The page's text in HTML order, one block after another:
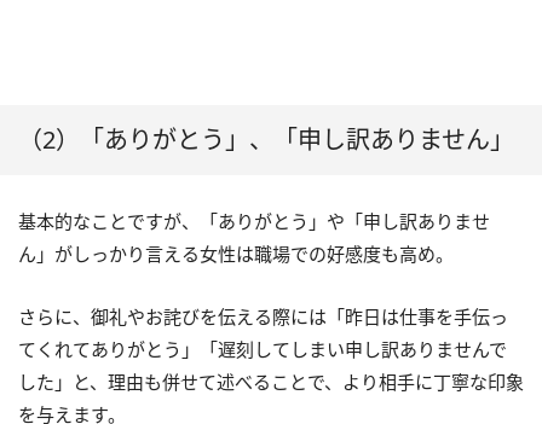
（2）「ありがとう」、「申し訳ありません」
基本的なことですが、「ありがとう」や「申し訳ありませ
ん」がしっかり言える女性は職場での好感度も高め。
さらに、御礼やお詫びを伝える際には「昨日は仕事を手伝っ
てくれてありがとう」「遅刻してしまい申し訳ありませんで
した」と、理由も併せて述べることで、より相手に丁寧な印象
を与えます。